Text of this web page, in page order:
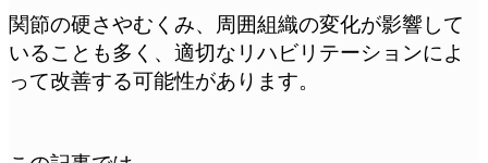
関節の硬さやむくみ、周囲組織の変化が影響して
いることも多く、適切なリハビリテーションによ
って改善する可能性があります。